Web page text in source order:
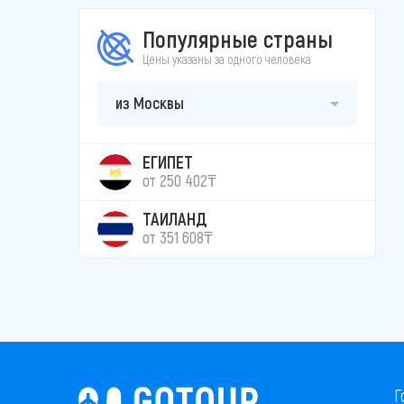
Популярные страны
Цены указаны за одного человека
из Москвы
ЕГИПЕТ
от 250 402₸
ТАИЛАНД
от 351 608₸